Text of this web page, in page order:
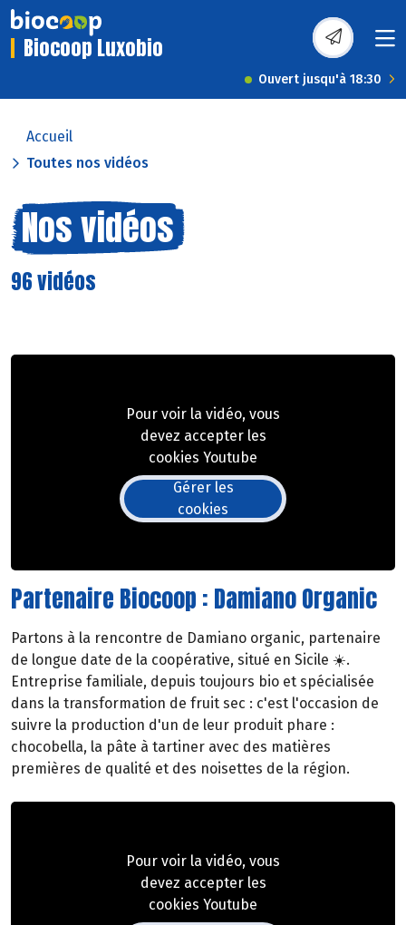
Biocoop Luxobio
Ouvert jusqu'à 18:30
Accueil
Toutes nos vidéos
Nos vidéos
96 vidéos
Pour voir la vidéo, vous
devez accepter les
cookies Youtube
Gérer les
cookies
Partenaire Biocoop : Damiano Organic
Partons à la rencontre de Damiano organic, partenaire
de longue date de la coopérative, situé en Sicile ☀️.
Entreprise familiale, depuis toujours bio et spécialisée
dans la transformation de fruit sec : c'est l'occasion de
suivre la production d'un de leur produit phare :
chocobella, la pâte à tartiner avec des matières
premières de qualité et des noisettes de la région.
Pour voir la vidéo, vous
devez accepter les
cookies Youtube